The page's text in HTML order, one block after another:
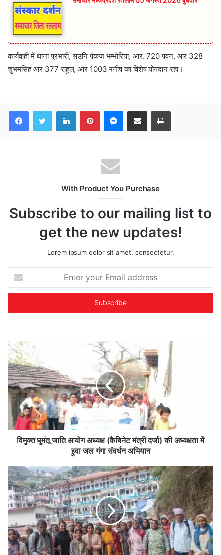
कार्यवाही में थाना प्रभारी, सउनि पंकज भम्भोरिया, आर. 720 पवन, आर 328
शुभमसिंह आर 377 राहुल, आर 1003 मनीष का विशेष योगदान रहा।
FacebookTwitter LinkedInPinterestMessenger
Share via Email Print
With Product You Purchase
Subscribe to our mailing list to
get the new updates!
Lorem ipsum dolor sit amet, consectetur.
your
Email
विमुक्त घुमंतू जाति आयोग अध्यक्ष (कैबिनेट मंत्री दर्जा) की अध्यक्षता में
हुवा जल गंगा संवर्धन अभियान